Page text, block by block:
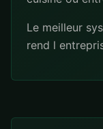
Le meilleur
rend l